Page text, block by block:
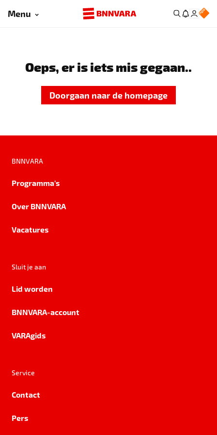
Menu
Oeps, er is iets mis gegaan..
Doorgaan naar de homepage
BNNVARA
Programma's
Over BNNVARA
Vacatures
Sluit je aan
Lid worden
BNNVARA-account
VARAgids
Service
Contact
Pers